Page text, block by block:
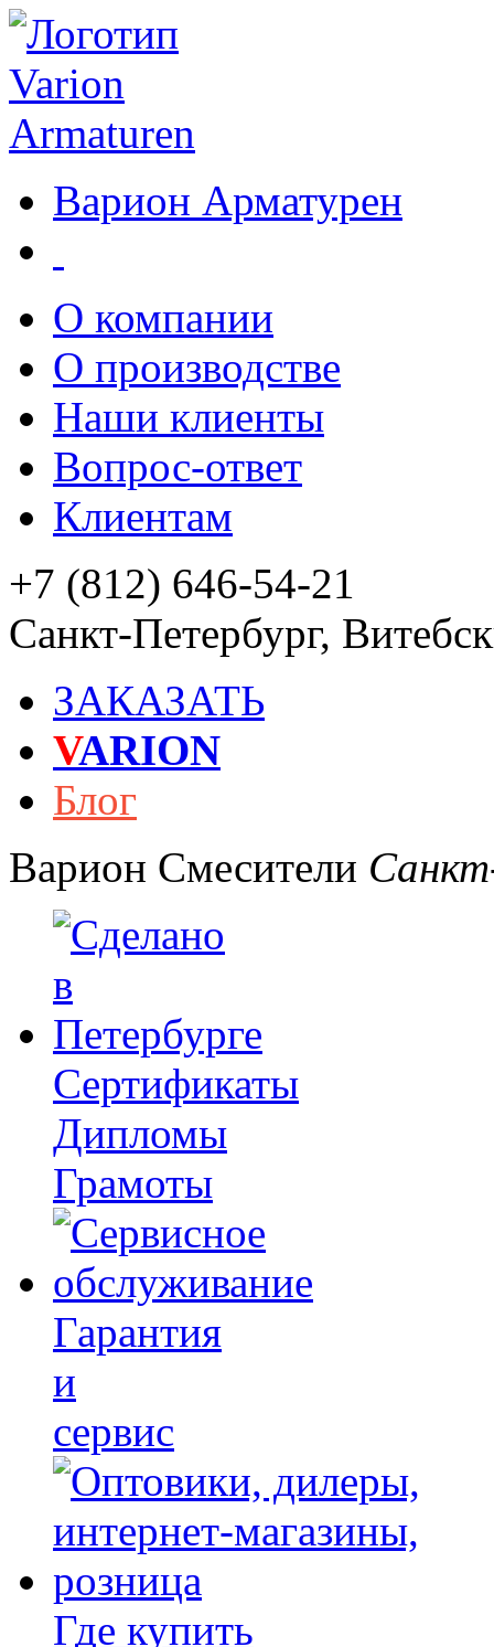
Варион Арматурен
О компании
О производстве
Наши клиенты
Вопрос-ответ
Клиентам
+7 (812) 646-54-21
Санкт-Петербург,
ЗАКАЗАТЬ
VARION
Блог
Варион Смесители
Сертификаты
Дипломы
Грамоты
Гарантия
и
сервис
Где купить